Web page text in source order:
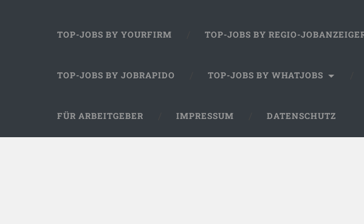
TOP-JOBS BY YOURFIRM TOP-JOBS BY REGIO-
TOP-JOBS BY JOBRAPIDO TOP-JOBS BY WHATJOBS
FÜR ARBEITGEBER IMPRESSUM DATENSCHUTZ